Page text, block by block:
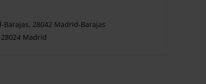
28042 Madrid-Barajas
28024 Madrid